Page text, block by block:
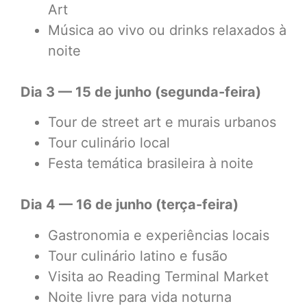
Art
Música ao vivo ou drinks relaxados à
noite
Dia 3 — 15 de junho (segunda-feira)
Tour de street art e murais urbanos
Tour culinário local
Festa temática brasileira à noite
Dia 4 — 16 de junho (terça-feira)
Gastronomia e experiências locais
Tour culinário latino e fusão
Visita ao Reading Terminal Market
Noite livre para vida noturna